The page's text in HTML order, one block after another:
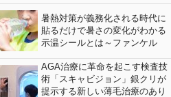
暑熱対策が義務化される時代に
貼るだけで暑さの変化がわかる
示温シールとは～ファンケル
AGA治療に革命を起こす検査技
術「スキャビジョン」銀クリが
提示する新しい薄毛治療のあり